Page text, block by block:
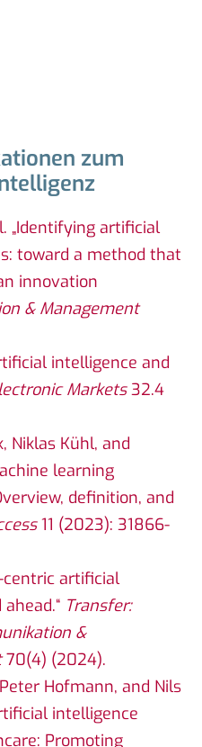
zum
„Identifying artificial
toward a method that
innovation
& Management
intelligence and
Markets32.4
Niklas Kühl, and
learning
definition, and
11 (2023): 31866-
centric artificial
Transfer:
&
70(4) (2024).
Hofmann, and Nils
intelligence
Promoting